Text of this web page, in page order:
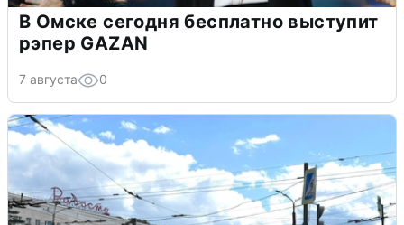
В Омске сегодня бесплатно выступит
рэпер GAZAN
7 августа 0